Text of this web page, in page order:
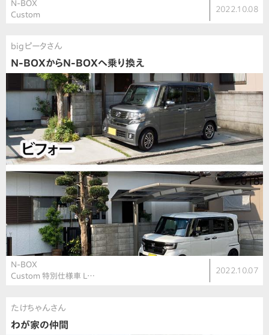
N-BOX
Custom
2022.10.08
bigピータさん
N-BOXからN-BOXへ乗り換え
N-BOX
Custom 特別仕様車 L…
2022.10.07
たけちゃんさん
わが家の仲間